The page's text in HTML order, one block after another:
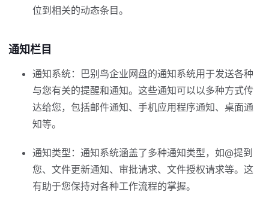
位到相关的动态条目。
通知栏目
通知系统：巴别鸟企业网盘的通知系统用于发送各种
与您有关的提醒和通知。这些通知可以以多种方式传
达给您，包括邮件通知、手机应用程序通知、桌面通
知等。
通知类型：通知系统涵盖了多种通知类型，如@提到
您、文件更新通知、审批请求、文件授权请求等。这
有助于您保持对各种工作流程的掌握。